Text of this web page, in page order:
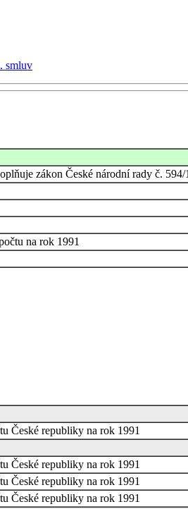
smluv
zákon České národní rady č.
na rok 1991
České republiky na rok 1991
České republiky na rok 1991
České republiky na rok 1991
České republiky na rok 1991